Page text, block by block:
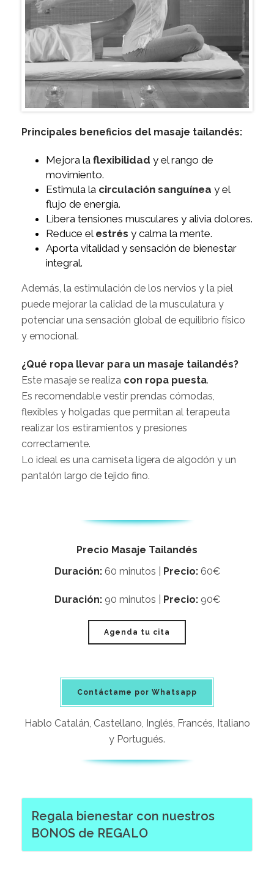
Principales beneficios del masaje tailandés:
Mejora la flexibilidad y el rango de
movimiento.
Estimula la circulación sanguínea y el
flujo de energía.
Libera tensiones musculares y alivia dolores.
Reduce el estrés y calma la mente.
Aporta vitalidad y sensación de bienestar
integral.
Además, la estimulación de los nervios y la piel
puede mejorar la calidad de la musculatura y
potenciar una sensación global de equilibrio físico
y emocional.
¿Qué ropa llevar para un masaje tailandés?
Este masaje se realiza con ropa puesta.
Es recomendable vestir prendas cómodas,
flexibles y holgadas que permitan al terapeuta
realizar los estiramientos y presiones
correctamente.
Lo ideal es una camiseta ligera de algodón y un
pantalón largo de tejido fino.
Precio Masaje Tailandés
Duración: 60 minutos | Precio: 60€
Duración: 90 minutos | Precio: 90€
Agenda tu cita
Contáctame por Whatsapp
Hablo Catalán, Castellano, Inglés, Francés, Italiano
y Portugués.
Regala bienestar con nuestros
BONOS de REGALO